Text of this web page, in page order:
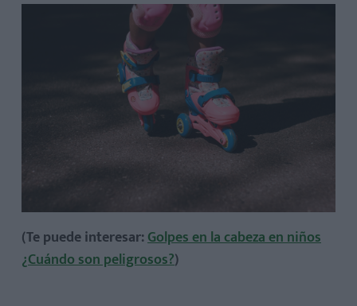
(Te puede interesar:Golpes en la cabeza en niños
¿Cuándo son peligrosos?)